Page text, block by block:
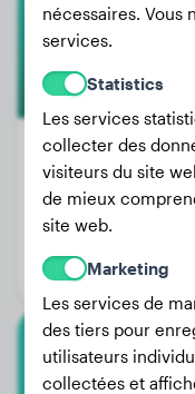
Poids:
Genre:
nécessaires. Vous
services.
Statistics
Les services
collecter des
visiteurs du site
de mieux
site web.
Marketing
Les services de
des tiers pour
utilisateurs
collectées et